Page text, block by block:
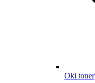
Oki toner